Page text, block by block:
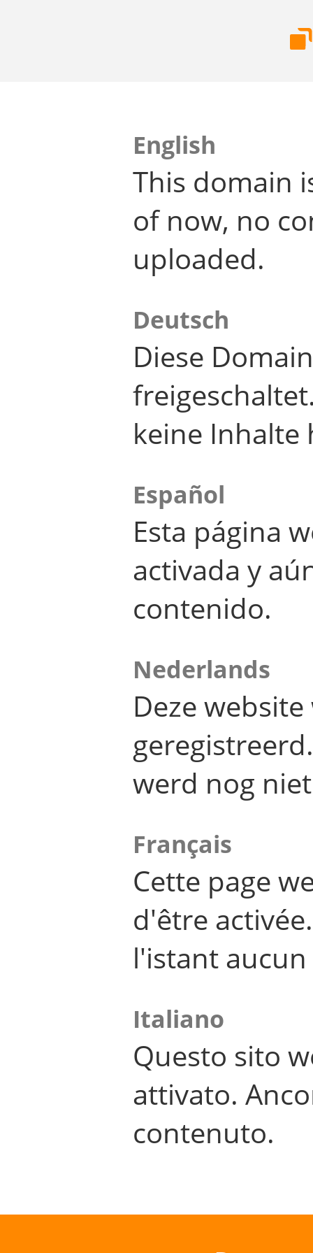
English
This domain
of now, no
uploaded.
Deutsch
Diese
keine Inhalte
Español
Esta página
activada y
contenido.
Nederlands
Deze
werd nog
Français
Cette page
d'être
l'istant
Italiano
Questo sito
attivato.
contenuto.